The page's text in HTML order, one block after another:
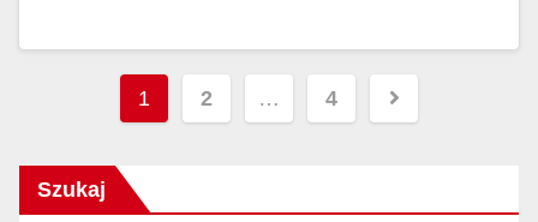
Nawigacja
wpisach
1 2 … 4
Szukaj